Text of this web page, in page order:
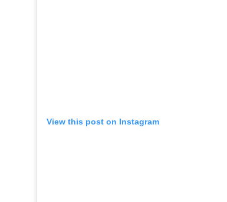
View this post on Instagram